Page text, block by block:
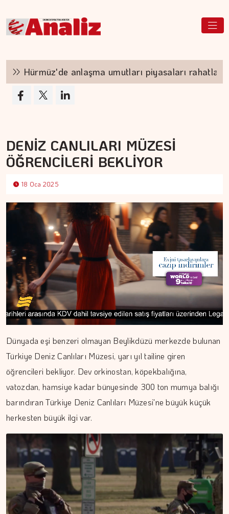
Hürmüz'de anlaşma umutları piyasaları rahatlattı
DENİZ CANLILARI MÜZESİ
ÖĞRENCİLERİ BEKLİYOR
18 Oca 2025
Dünyada eşi benzeri olmayan Beylikdüzü merkezde bulunan
Türkiye Deniz Canlıları Müzesi, yarı yıl tailine giren
öğrencileri bekliyor. Dev orkinostan, köpekbalığına,
vatozdan, hamsiye kadar bünyesinde 300 ton mumya balığı
barındıran Türkiye Deniz Canlıları Müzesi'ne büyük küçük
herkesten büyük ilgi var.